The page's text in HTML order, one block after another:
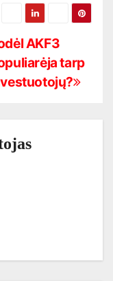
AKF3
tarp